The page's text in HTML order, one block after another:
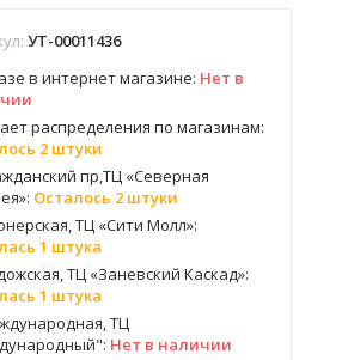
УТ-00011436
в интернет магазине: Нет в
распределения по магазинам:
2 штуки
пр,ТЦ «Северная
Осталось 2 штуки
ТЦ «Сити Молл»:
1 штука
ТЦ «Заневский Каскад»:
1 штука
ТЦ
Нет в наличии